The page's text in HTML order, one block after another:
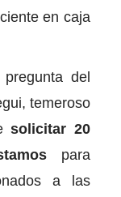
en caja
del
temeroso
solicitar 20
para
a las